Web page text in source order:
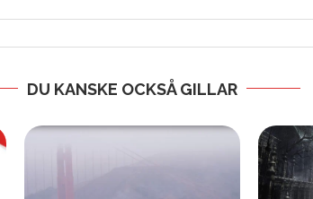
DU KANSKE OCKSÅ GILLAR